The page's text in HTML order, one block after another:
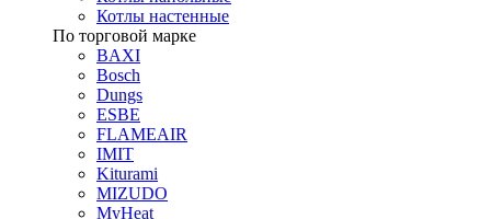
Котлы настенные
По торговой марке
BAXI
Bosch
Dungs
ESBE
FLAMEAIR
IMIT
Kiturami
MIZUDO
MyHeat